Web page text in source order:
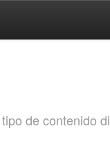
de contenido